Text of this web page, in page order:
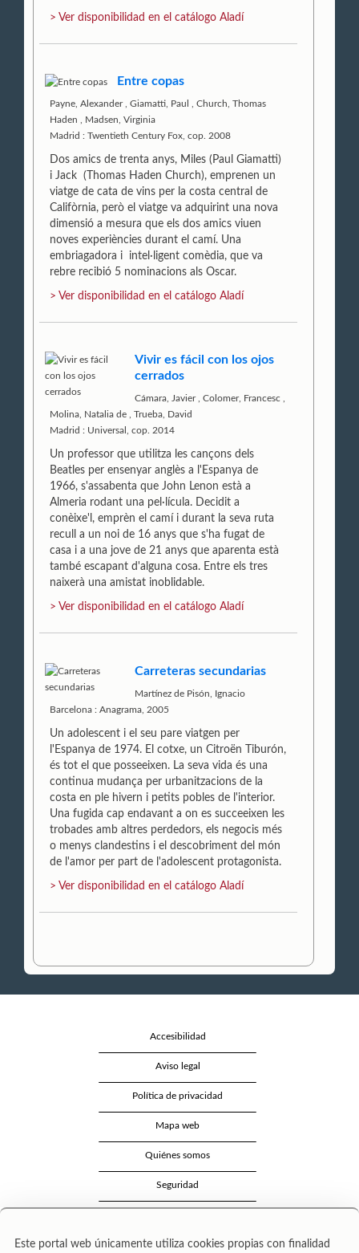
> Ver disponibilidad en el catálogo Aladí
Entre copas
Payne, Alexander ,Giamatti, Paul ,Church, Thomas
Haden
Madsen, Virginia
Madrid : Twentieth Century Fox, cop. 2008
Dos amics de trenta anys, Miles (Paul Giamatti)
i Jack (Thomas Haden Church), emprenen un
viatge de cata de vins per la costa central de
Califòrnia, però el viatge va adquirint una nova
dimensió a mesura que els dos amics viuen
noves experiències durant el camí. Una
embriagadora i intel·ligent comèdia, que va
rebre recibió 5 nominacions als Oscar.
> Ver disponibilidad en el catálogo Aladí
Vivir es fácil con los ojos
cerrados
Cámara, Javier ,Colomer, Francesc
Molina, Natalia de
,Trueba, David
Madrid : Universal, cop. 2014
Un professor que utilitza les cançons dels
Beatles per ensenyar anglès a l'Espanya de
1966, s'assabenta que John Lenon està a
Almeria rodant una pel·lícula. Decidit a
conèixe'l, emprèn el camí i durant la seva ruta
recull a un noi de 16 anys que s'ha fugat de
casa i a una jove de 21 anys que aparenta està
també escapant d'alguna cosa. Entre els tres
naixerà una amistat inoblidable.
> Ver disponibilidad en el catálogo Aladí
Carreteras secundarias
Martínez de Pisón, Ignacio
Barcelona : Anagrama, 2005
Un adolescent i el seu pare viatgen per
l'Espanya de 1974. El cotxe, un Citroën Tiburón,
és tot el que posseeixen. La seva vida és una
continua mudança per urbanitzacions de la
costa en ple hivern i petits pobles de l'interior.
Una fugida cap endavant a on es succeeixen les
trobades amb altres perdedors, els negocis més
o menys clandestins i el descobriment del món
de l'amor per part de l'adolescent protagonista.
> Ver disponibilidad en el catálogo Aladí
Accesibilidad
Aviso legal
Política de privacidad
Mapa web
Quiénes somos
Seguridad
Este portal web únicamente utiliza cookies propias con finalidad